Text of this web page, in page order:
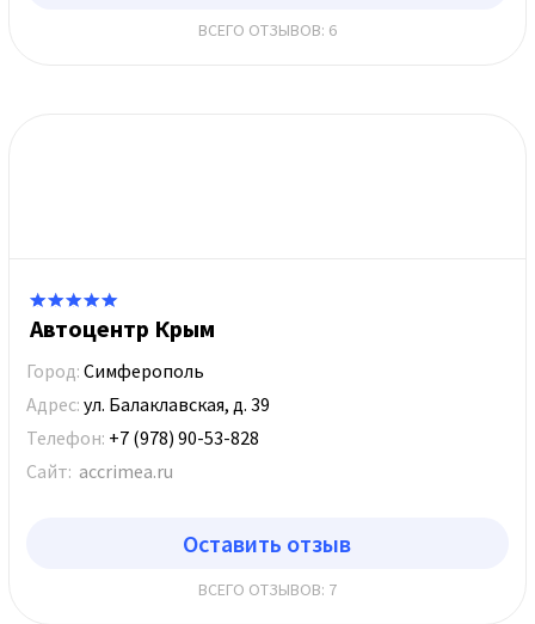
ВСЕГО ОТЗЫВОВ: 6
Автоцентр Крым
Город: Симферополь
Адрес: ул. Балаклавская, д. 39
Телефон: +7 (978) 90-53-828
Сайт: accrimea.ru
Оставить отзыв
ВСЕГО ОТЗЫВОВ: 7